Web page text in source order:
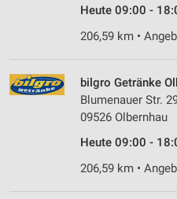
Heute 09:00 -
206,59 km •
bilgro Getränke
Blumenauer Str.
09526 Olbernhau
Heute 09:00 -
206,59 km •